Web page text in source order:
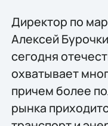
Директор по
Алексей
сегодня
охватывает
причем более
рынка